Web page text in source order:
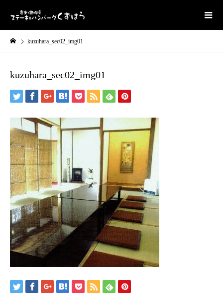
kuzuhara_sec02_img01
kuzuhara_sec02_img01